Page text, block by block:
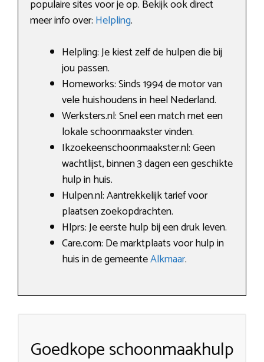
populaire sites voor je op. Bekijk ook direct
meer info over: Helpling.
Helpling: Je kiest zelf de hulpen die bij
jou passen.
Homeworks: Sinds 1994 de motor van
vele huishoudens in heel Nederland.
Werksters.nl: Snel een match met een
lokale schoonmaakster vinden.
Ikzoekeenschoonmaakster.nl: Geen
wachtlijst, binnen 3 dagen een geschikte
hulp in huis.
Hulpen.nl: Aantrekkelijk tarief voor
plaatsen zoekopdrachten.
Hlprs: Je eerste hulp bij een druk leven.
Care.com: De marktplaats voor hulp in
huis in de gemeenteAlkmaar.
Goedkope schoonmaakhulp